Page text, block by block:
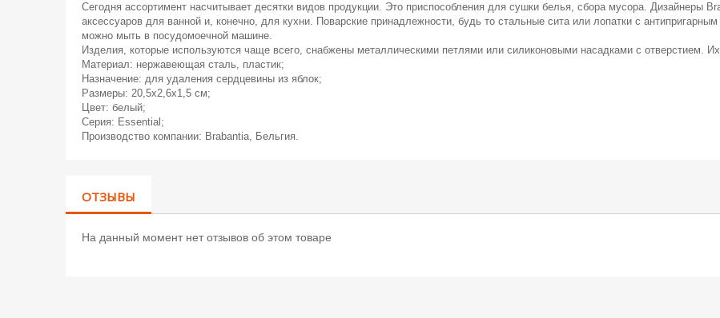
Сегодня ассортимент насчитывает десятки видов продукции. Это приспособления для сушки белья, сбора мусора. Дизайнеры
аксессуаров для ванной и, конечно, для кухни. Поварские принадлежности, будь то стальные сита или лопатки с
можно мыть в посудомоечной машине.
Изделия, которые используются чаще всего, снабжены металлическими петлями или силиконовыми насадками с отверстием.
Материал: нержавеющая сталь, пластик;
Назначение: для удаления сердцевины из яблок;
Размеры: 20,5х2,6х1,5 см;
Цвет: белый;
Серия: Essential;
Производство компании: Brabantia, Бельгия.
ОТЗЫВЫ
На данный момент нет отзывов об этом товаре